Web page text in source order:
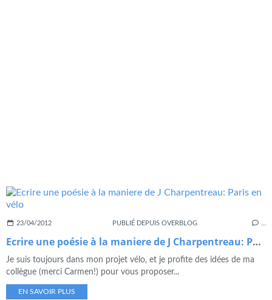
23/04/2012 PUBLIÉ DEPUIS OVERBLOG
Ecrire une poésie à la maniere de J Charpentreau: Paris en vélo
Je suis toujours dans mon projet vélo, et je profite des idées de ma
collègue (merci Carmen!) pour vous proposer...
EN SAVOIR PLUS